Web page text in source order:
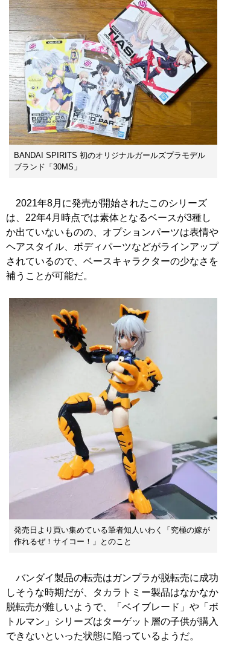
BANDAI SPIRITS 初のオリジナルガールズプラモデル
ブランド「30MS」
2021年8月に発売が開始されたこのシリーズ
は、22年4月時点では素体となるベースが3種し
か出ていないものの、オプションパーツは表情や
ヘアスタイル、ボディパーツなどがラインアップ
されているので、ベースキャラクターの少なさを
補うことが可能だ。
発売日より買い集めている筆者知人いわく「究極の嫁が
作れるぜ！サイコー！」とのこと
バンダイ製品の転売はガンプラが脱転売に成功
しそうな時期だが、タカラトミー製品はなかなか
脱転売が難しいようで、「ベイブレード」や「ボ
トルマン」シリーズはターゲット層の子供が購入
できないといった状態に陥っているようだ。